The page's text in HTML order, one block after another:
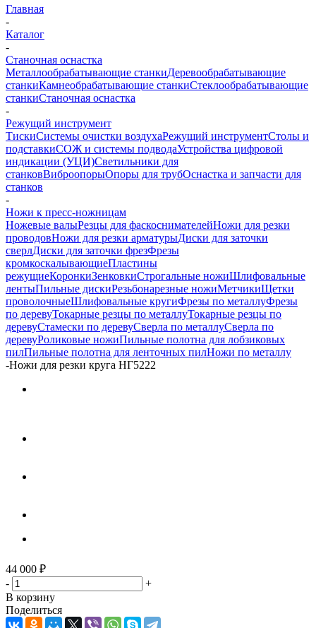
Главная
-
Каталог
-
Станочная оснастка
Металлообрабатывающие станкиДеревообрабатывающие
станкиКамнеобрабатывающие станкиСтеклообрабатывающие
станкиСтаночная оснастка
-
Режущий инструмент
ТискиСистемы очистки воздухаРежущий инструментСтолы и
подставкиСОЖ и системы подводаУстройства цифровой
индикации (УЦИ)Светильники для
станковВиброопорыОпоры для трубОснастка и запчасти для
станков
-
Ножи к пресс-ножницам
Ножевые валыРезцы для фаскоснимателейНожи для резки
проводовНожи для резки арматурыДиски для заточки
сверлДиски для заточки фрезФрезы
кромкоскалывающиеПластины
режущиеКоронкиЗенковкиСтрогальные ножиШлифовальные
лентыПильные дискиРезьбонарезные ножиМетчикиЩетки
проволочныеШлифовальные кругиФрезы по металлуФрезы
по деревуТокарные резцы по металлуТокарные резцы по
деревуСтамески по деревуСверла по металлуСверла по
деревуРоликовые ножиПильные полотна для лобзиковых
пилПильные полотна для ленточных пилНожи по металлу
-Ножи для резки круга НГ5222
44 000 ₽
-
+
В корзину
Поделиться